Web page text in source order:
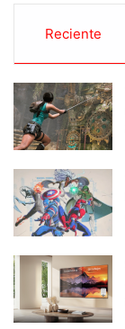
Reciente